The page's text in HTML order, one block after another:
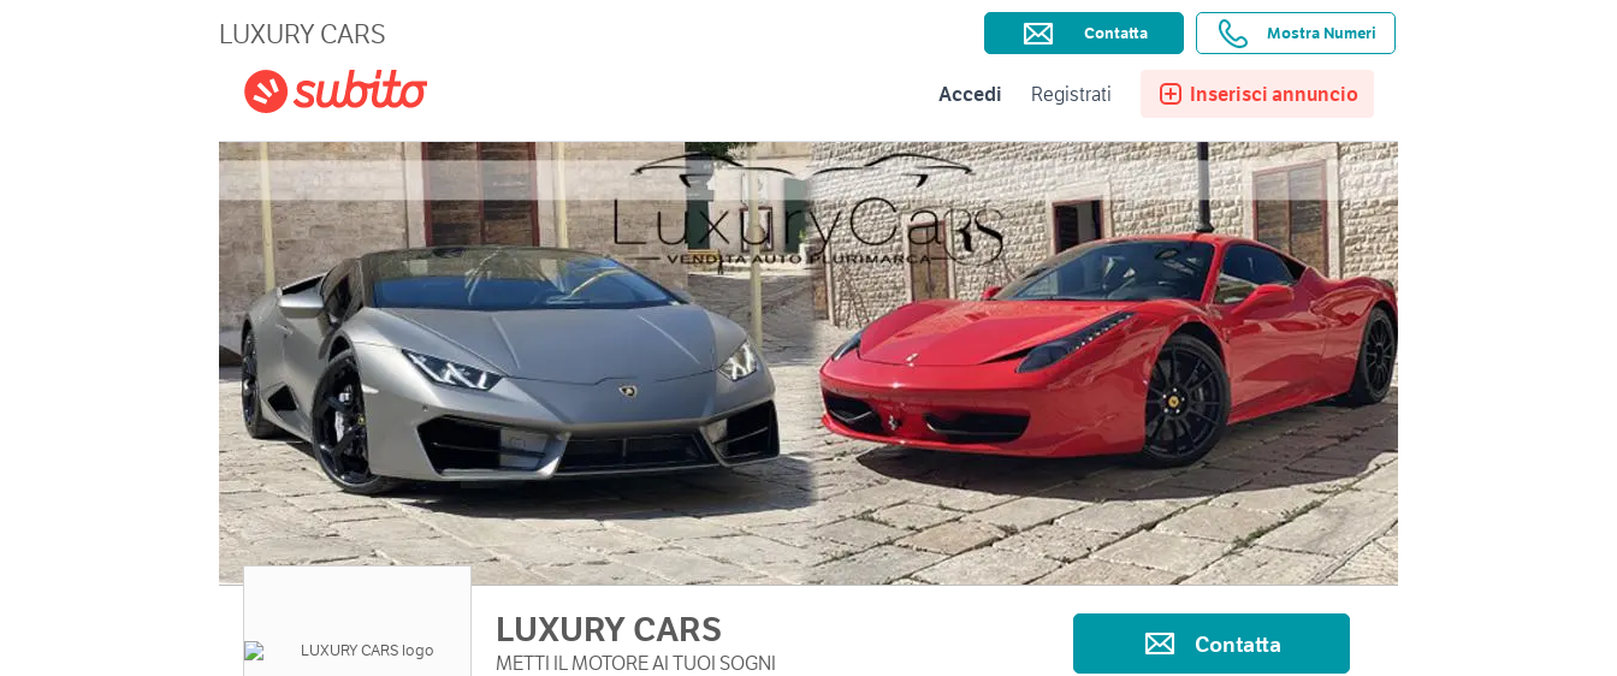
Subito per le Aziende Assistenza Ricerche salvate Preferiti
Accedi Registrati Inserisci annuncio
LUXURY CARS Contatta Mostra Numeri
LUXURY CARS
METTI IL MOTORE AI TUOI SOGNI
Contatta